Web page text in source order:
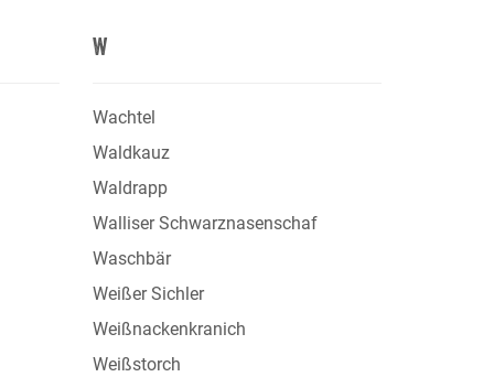
W
Wachtel
Waldkauz
Waldrapp
Walliser Schwarznasenschaf
Waschbär
Weißer Sichler
Weißnackenkranich
Weißstorch